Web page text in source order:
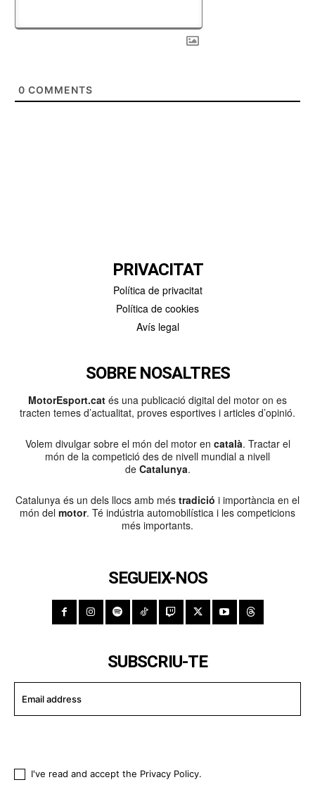
0 COMMENTS
PRIVACITAT
Política de privacitat
Política de cookies
Avís legal
SOBRE NOSALTRES
MotorEsport.cat és una publicació digital del motor on es
tracten temes d’actualitat, proves esportives i articles d’opinió.
Volem divulgar sobre el món del motor en català. Tractar el
món de la competició des de nivell mundial a nivell
de Catalunya.
Catalunya és un dels llocs amb més tradició i importància en el
món del motor. Té indústria automobilística i les competicions
més importants.
SEGUEIX-NOS
SUBSCRIU-TE
I've read and accept the Privacy Policy.